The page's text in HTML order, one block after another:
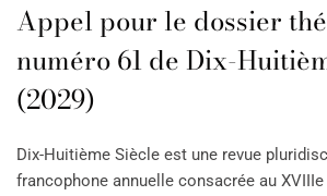
Appel pour le dossier
numéro 61 de Dix-
(2029)
Dix-Huitième Siècle est une revue
francophone annuelle consacrée au